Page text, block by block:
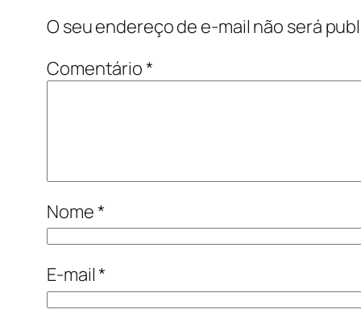
O seu endereço de e-mail não será
Comentário*
Nome*
E-mail*